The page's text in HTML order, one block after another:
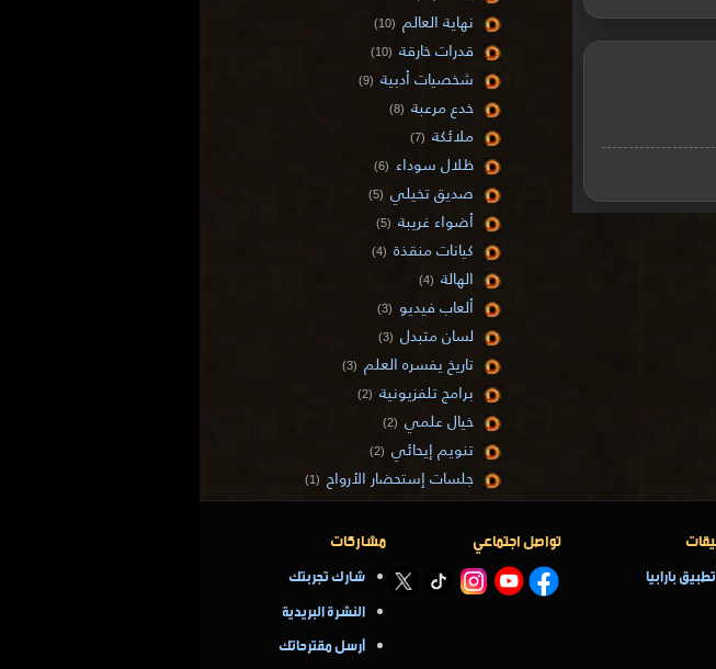
نهاية العالم (10)
قدرات خارقة (10)
شخصيات أدبية (9)
خدع مرعبة (8)
ملائكة (7)
ظلال سوداء (6)
صديق تخيلي (5)
أضواء غريبة (5)
كيانات منقذة (4)
الهالة (4)
ألعاب فيديو (3)
لسان متبدل (3)
تاريخ يفسره العلم (3)
برامج تلفزيونية (2)
خيال علمي (2)
تنويم إيحائي (2)
جلسات إستحضار الأرواح (1)
تطبيق بارابيا
تواصل اجتماعي مشاركات
شارك تجربتك
النشرة البريدية
أرسل مقترحاتك